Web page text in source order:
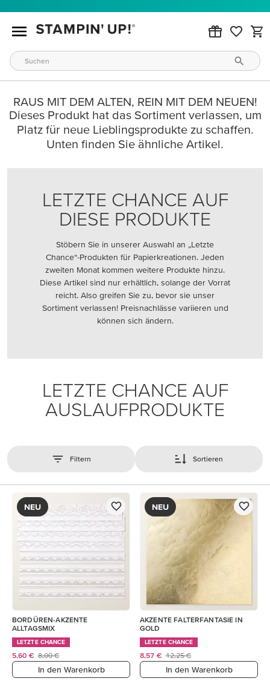
RAUS MIT DEM ALTEN, REIN MIT DEM NEUEN!
Dieses Produkt hat das Sortiment verlassen, um
Platz für neue Lieblingsprodukte zu schaffen.
Unten finden Sie ähnliche Artikel.
LETZTE CHANCE AUF
DIESE PRODUKTE
Stöbern Sie in unserer Auswahl an „Letzte
Chance“-Produkten für Papierkreationen. Jeden
zweiten Monat kommen weitere Produkte hinzu.
Diese Artikel sind nur erhältlich, solange der Vorrat
reicht. Also greifen Sie zu, bevor sie unser
Sortiment verlassen! Preisnachlässe variieren und
können sich ändern.
LETZTE CHANCE AUF
AUSLAUFPRODUKTE
Filtern Sortieren
NEU
BORDÜREN-AKZENTE
ALLTAGSMIX
LETZTE CHANCE
5,60 € 8,00 €
In den Warenkorb
NEU
AKZENTE FALTERFANTASIE IN
GOLD
LETZTE CHANCE
8,57 € 12,25 €
In den Warenkorb